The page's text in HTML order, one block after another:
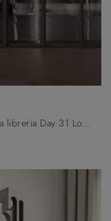
Finiture di pregio e linee decise: scopri la libreria Day 31 Logico di Orme tra le più belle Librerie moderne a muro.